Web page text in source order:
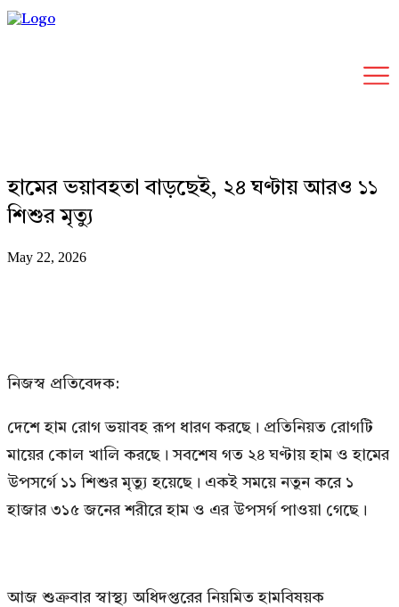
হামের ভয়াবহতা বাড়ছেই, ২৪ ঘণ্টায় আরও ১১
শিশুর মৃত্যু
May 22, 2026
নিজস্ব প্রতিবেদক:
দেশে হাম রোগ ভয়াবহ রূপ ধারণ করছে। প্রতিনিয়ত রোগটি
মায়ের কোল খালি করছে। সবশেষ গত ২৪ ঘণ্টায় হাম ও হামের
উপসর্গে ১১ শিশুর মৃত্যু হয়েছে। একই সময়ে নতুন করে ১
হাজার ৩১৫ জনের শরীরে হাম ও এর উপসর্গ পাওয়া গেছে।
আজ শুক্রবার স্বাস্থ্য অধিদপ্তরের নিয়মিত হামবিষয়ক